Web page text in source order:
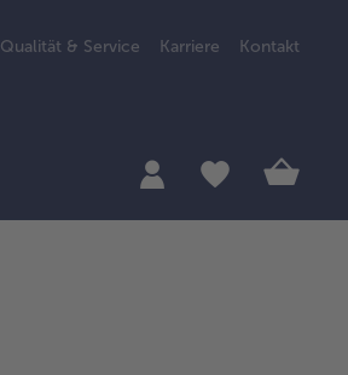
Qualität & Service Karriere Kontakt